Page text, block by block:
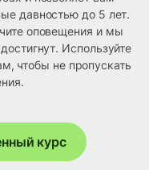
давностью до 5 лет.
оповещения и мы
Используйте
чтобы не пропускать
курс